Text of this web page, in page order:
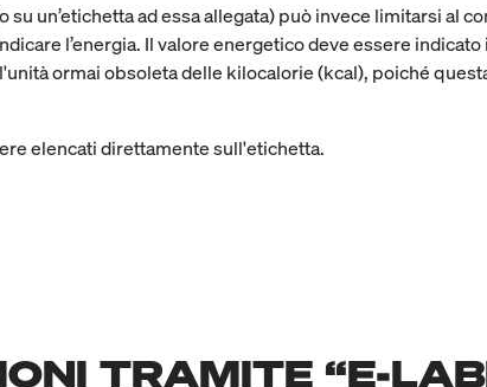
un’etichetta ad essa allegata) può invece limitarsi al
l’energia. Il valore energetico deve essere
ormai obsoleta delle kilocalorie (kcal), poiché
elencati direttamente sull'etichetta.
TRAMITE “E-